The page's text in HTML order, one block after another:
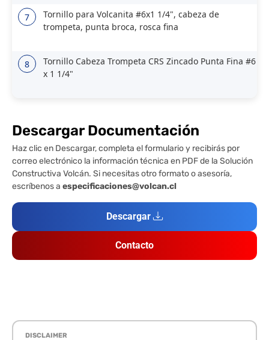
7
Tornillo para Volcanita #6x1 1/4", cabeza de
trompeta, punta broca, rosca fina
8
Tornillo Cabeza Trompeta CRS Zincado Punta Fina #6
x 1 1/4"
Descargar Documentación
Haz clic en Descargar, completa el formulario y recibirás por
correo electrónico la información técnica en PDF de la Solución
Constructiva Volcán. Si necesitas otro formato o asesoría,
escríbenos a especificaciones@volcan.cl
Descargar
Contacto
DISCLAIMER